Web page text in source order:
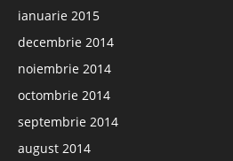
ianuarie 2015
decembrie 2014
noiembrie 2014
octombrie 2014
septembrie 2014
august 2014